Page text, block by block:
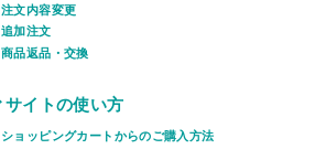
注文内容変更
追加注文
商品返品・交換
サイトの使い方
ショッピングカートからのご購入方法